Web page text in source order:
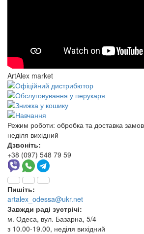
ArtAlex market
Режим роботи: обробка та доставка
неділя вихідний
Дзвоніть:
+38 (097) 548 79 59
Пишіть:
artalex_odessa@ukr.net
Завжди раді зустрічі:
м. Одеса, вул. Базарна, 5/4
з 10.00-19.00, неділя вихідний